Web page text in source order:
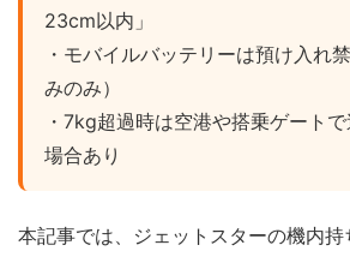
23cm以内」
・モバイルバッテリーは預け入れ
みのみ）
・7kg超過時は空港や搭乗ゲート
場合あり
本記事では、ジェットスターの機内